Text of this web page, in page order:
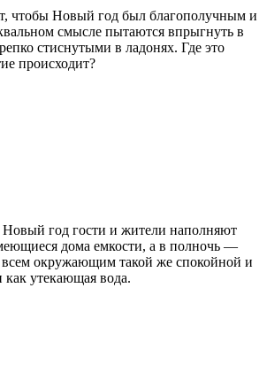
чтобы Новый год был благополучным и
смысле пытаются впрыгнуть в
стиснутыми в ладонях. Где это
происходит?
Новый год гости и жители наполняют
дома емкости, а в полночь —
окружающим такой же спокойной и
как утекающая вода.